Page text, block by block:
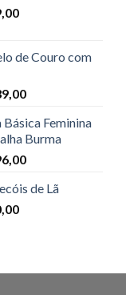
de Couro com
Básica Feminina
Burma
de Lã